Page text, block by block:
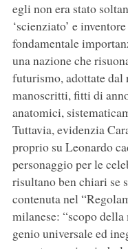
egli non era stato
‘scienziato’ e
fondamentale
una nazione che
futurismo, adottate dal
manoscritti, fitti di
anatomici,
Tuttavia, evidenzia
proprio su Leonardo
personaggio per le
risultano ben chiari se
contenuta nel
milanese: “scopo
genio universale ed